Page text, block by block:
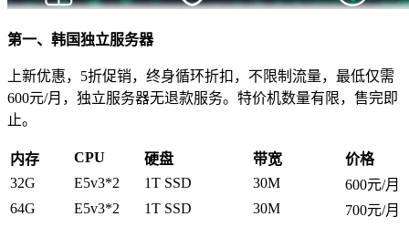
第一、韩国独立服务器
上新优惠，5折促销，终身循环折扣，不限制流量，最低仅需
600元/月，独立服务器无退款服务。特价机数量有限，售完即
止。
内存 CPU 硬盘 带宽
价格
32G
E5v3*2 1T SSD 30M
600元/月
64G
E5v3*2 1T SSD 30M 700元/月